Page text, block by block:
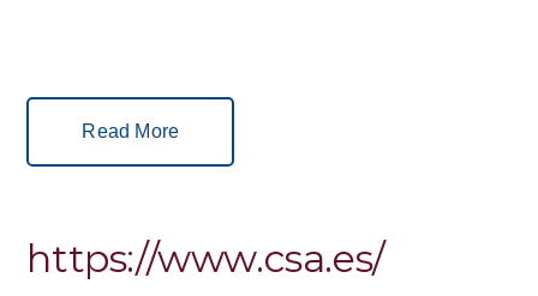
Read More
https://www.csa.es/